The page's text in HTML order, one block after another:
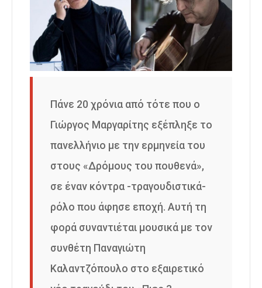
Πάνε 20 χρόνια από τότε που ο
Γιώργος Μαργαρίτης εξέπληξε το
πανελλήνιο με την ερμηνεία του
στους «Δρόμους του πουθενά»,
σε έναν κόντρα -τραγουδιστικά-
ρόλο που άφησε εποχή. Αυτή τη
φορά συναντιέται μουσικά με τον
συνθέτη Παναγιώτη
Καλαντζόπουλο στο εξαιρετικό